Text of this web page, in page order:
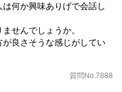
何か興味ありげで会話し
せんでしょうか。
良さそうな感じがしてい
質問No.7888